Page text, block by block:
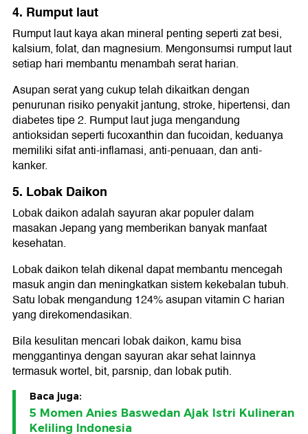
4. Rumput laut
Rumput laut kaya akan mineral penting seperti zat besi,
kalsium, folat, dan magnesium. Mengonsumsi rumput laut
setiap hari membantu menambah serat harian.
Asupan serat yang cukup telah dikaitkan dengan
penurunan risiko penyakit jantung, stroke, hipertensi, dan
diabetes tipe 2. Rumput laut juga mengandung
antioksidan seperti fucoxanthin dan fucoidan, keduanya
memiliki sifat anti-inflamasi, anti-penuaan, dan anti-
kanker.
5. Lobak Daikon
Lobak daikon adalah sayuran akar populer dalam
masakan Jepang yang memberikan banyak manfaat
kesehatan.
Lobak daikon telah dikenal dapat membantu mencegah
masuk angin dan meningkatkan sistem kekebalan tubuh.
Satu lobak mengandung 124% asupan vitamin C harian
yang direkomendasikan.
Bila kesulitan mencari lobak daikon, kamu bisa
menggantinya dengan sayuran akar sehat lainnya
termasuk wortel, bit, parsnip, dan lobak putih.
Baca juga:
5 Momen Anies Baswedan Ajak Istri Kulineran
Keliling Indonesia